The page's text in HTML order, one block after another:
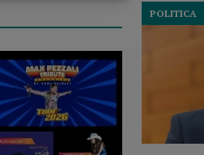
POLITICA